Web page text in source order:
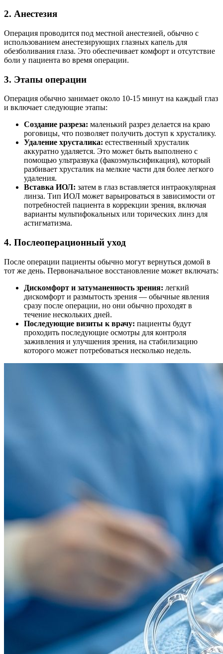
2. Анестезия
Операция проводится под местной анестезией, обычно с
использованием анестезирующих глазных капель для
обезболивания глаза. Это обеспечивает комфорт и отсутствие
боли у пациента во время операции.
3. Этапы операции
Операция обычно занимает около 10-15 минут на каждый глаз
и включает следующие этапы:
Создание разреза: маленький разрез делается на краю
роговицы, что позволяет получить доступ к хрусталику.
Удаление хрусталика: естественный хрусталик
аккуратно удаляется. Это может быть выполнено с
помощью ультразвука (факоэмульсификация), который
разбивает хрусталик на мелкие части для более легкого
удаления.
Вставка ИОЛ: затем в глаз вставляется интраокулярная
линза. Тип ИОЛ может варьироваться в зависимости от
потребностей пациента в коррекции зрения, включая
варианты мультифокальных или торических линз для
астигматизма.
4. Послеоперационный уход
После операции пациенты обычно могут вернуться домой в
тот же день. Первоначальное восстановление может включать:
Дискомфорт и затуманенность зрения: легкий
дискомфорт и размытость зрения — обычные явления
сразу после операции, но они обычно проходят в
течение нескольких дней.
Последующие визиты к врачу: пациенты будут
проходить последующие осмотры для контроля
заживления и улучшения зрения, на стабилизацию
которого может потребоваться несколько недель.